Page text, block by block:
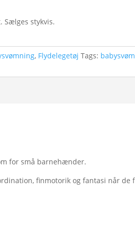
Sælges stykvis.
, Flydelegetøj Tags:
for små barnehænder.
finmotorik og fantasi når de